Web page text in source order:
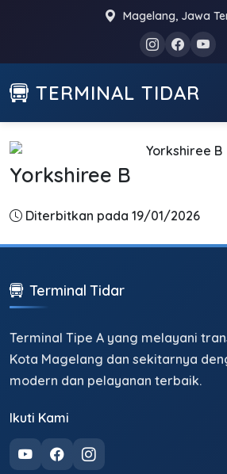
Magelang, Jawa
TERMINAL TIDAR
Yorkshiree B
Diterbitkan pada 19/01/2026
Terminal Tidar
Terminal Tipe A yang melayani
Kota Magelang dan sekitarnya
modern dan pelayanan terbaik.
Ikuti Kami